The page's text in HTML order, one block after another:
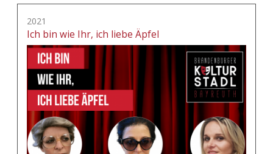
2021
Ich bin wie Ihr, ich liebe Äpfel